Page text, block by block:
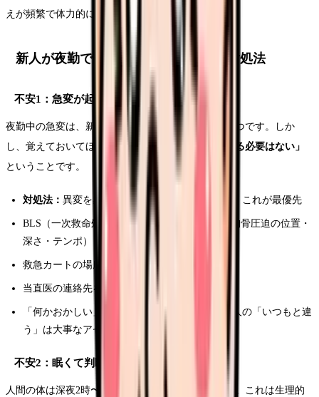
えが頻繁で体力的にきつい面があります。
新人が夜勤で不安に感じること5選と対処法
不安1：急変が起きたらどうしよう
夜勤中の急変は、新人看護師が最も恐れることの一つです。しか
し、覚えておいてほしいのは
「あなた一人で対応する必要はない」
ということです。
対処法： 異変を感じたら、まず「先輩を呼ぶ」。これが最優先
BLS（一次救命処置）の手順を復習しておく（胸骨圧迫の位置・
深さ・テンポ）
救急カートの場所と中身を事前に確認しておく
当直医の連絡先をメモしておく
「何かおかしい」という直感を大切にする。新人の「いつもと違
う」は大事なアセスメント
不安2：眠くて判断力が落ちないか心配
人間の体は深夜2時〜4時に最も眠気が強くなります。これは生理的